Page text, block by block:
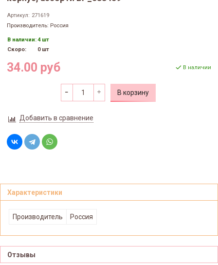
Артикул: 271619
Производитель: Россия
В наличии:4 шт
Скоро:
0 шт
34.00 руб В наличии
В корзину
Добавить в сравнение
Характеристики
Производитель Россия
Отзывы